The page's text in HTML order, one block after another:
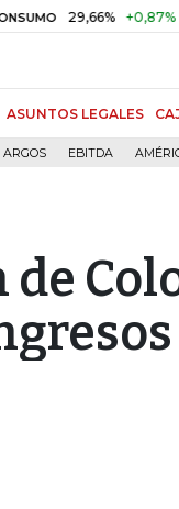
29,66% +0,87% +3,02%
ASUNTOS LEGALES
ARGOS EBITDA